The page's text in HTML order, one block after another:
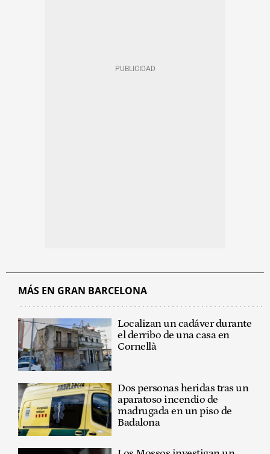
MÁS EN GRAN BARCELONA
Localizan un cadáver durante
el derribo de una casa en
Cornellà
Dos personas heridas tras un
aparatoso incendio de
madrugada en un piso de
Badalona